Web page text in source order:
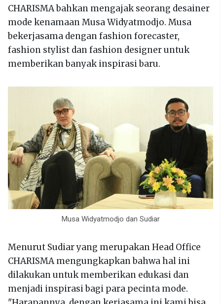
CHARISMA bahkan mengajak seorang desainer
mode kenamaan Musa Widyatmodjo. Musa
bekerjasama dengan fashion forecaster,
fashion stylist dan fashion designer untuk
memberikan banyak inspirasi baru.
Musa Widyatmodjo dan Sudiar
Menurut Sudiar yang merupakan Head Office
CHARISMA mengungkapkan bahwa hal ini
dilakukan untuk memberikan edukasi dan
menjadi inspirasi bagi para pecinta mode.